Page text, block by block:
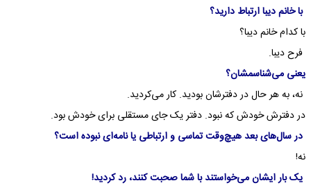
با خانم دیبا ارتباط دارید؟
با کدام خانم دیبا؟
فرح دیبا.
یعنی می‌شناسمشان؟
نه، به هر حال در دفترشان بودید. کار می‌کردید.
در دفترش خودش که نبود. دفتر یک جای مستقلی برای خودش بود.
در سال‌های بعد هیچ‌وقت تماسی و ارتباطی یا نامه‌ای نبوده است؟
نه!
یک بار ایشان می‌خواستند با شما صحبت کنند، رد کردید!